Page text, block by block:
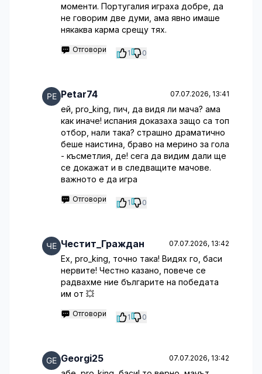
моменти. Португалия играха добре, да
не говорим две думи, ама явно имаше
някаква карма срещу тях.
Отговори 1 0
Petar74 07.07.2026, 13:41
ей, pro_king, пич, да видя ли мача? ама
как иначе! испания доказаха защо са топ
отбор, нали така? страшно драматично
беше наистина, браво на мерино за гола
- късметлия, де! сега да видим дали ще
се докажат и в следващите мачове.
важното е да игра
Отговори 1 0
Честит_Граждан 07.07.2026, 13:42
Ех, pro_king, точно така! Видях го, баси
нервите! Честно казано, повече се
радвахме ние българите на победата
им от 💥
Отговори 1 0
Georgi25 07.07.2026, 13:42